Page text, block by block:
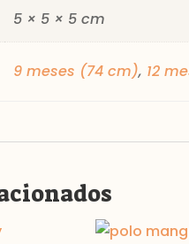
5 × 5 × 5 cm
9 meses (74 cm), 12